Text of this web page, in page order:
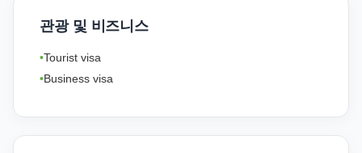
관광 및 비즈니스
Tourist visa
Business visa